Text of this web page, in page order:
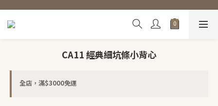
CA11 經典細坑條小背心
全店，滿$3000免運